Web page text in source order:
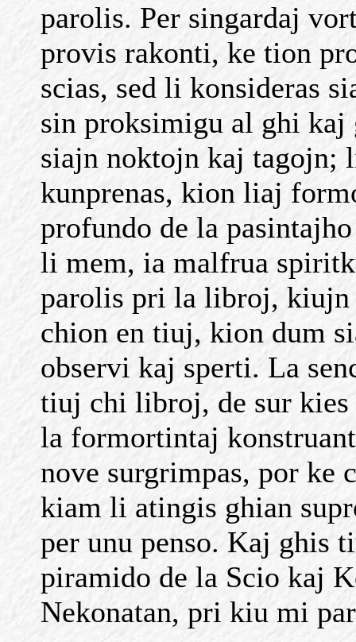
parolis. Per singardaj
provis rakonti, ke tion
scias, sed li konsideras
sin proksimigu al ghi kaj
siajn noktojn kaj tagojn;
kunprenas, kion liaj
profundo de la
li mem, ia malfrua
parolis pri la libroj, kiujn
chion en tiuj, kion dum
observi kaj sperti. La
tiuj chi libroj, de sur kies
la formortintaj
nove surgrimpas, por ke
kiam li atingis ghian
per unu penso. Kaj ghis
piramido de la Scio kaj
Nekonatan, pri kiu mi